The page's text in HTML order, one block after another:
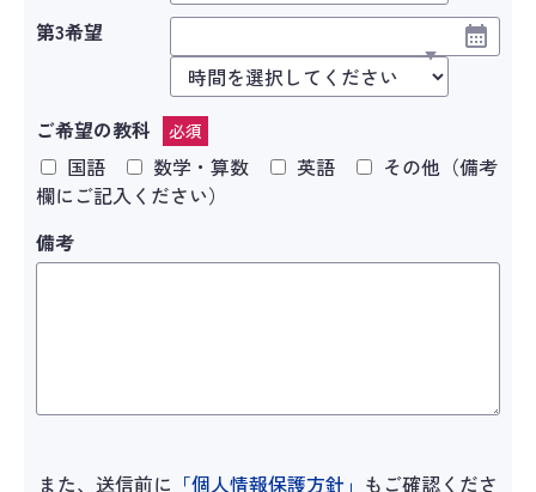
第3希望
ご希望の教科 必須
国語 数学・算数 英語
その他（備考
欄にご記入ください）
備考
また、送信前に 「個人情報保護方針」 もご確認くださ